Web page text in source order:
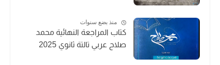
منذ بضع سنوات
كتاب المراجعة النهائية محمد
صلاح عربي تالتة ثانوي 2025